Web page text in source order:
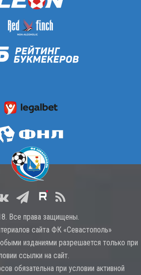
Все права защищены.
сайта ФК «Севастополь»
изданиями разрешается только при
ссылки на сайт.
обязательна при условии активной